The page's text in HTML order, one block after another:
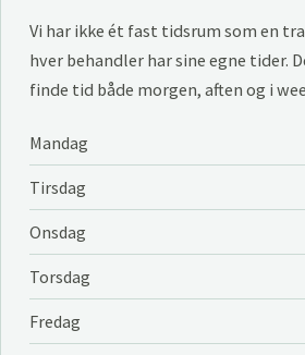
Vi har ikke ét fast tidsrum som en
hver behandler har sine egne tider.
finde tid både morgen, aften og i
Mandag
Tirsdag
Onsdag
Torsdag
Fredag